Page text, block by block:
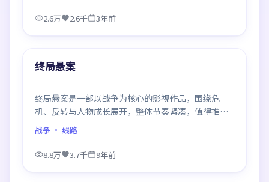
2.6万 2.6千 3年前
最新
终局悬案
终局悬案是一部以战争为核心的影视作品，围绕危
机、反转与人物成长展开，整体节奏紧凑，值得推荐
观看。
战争 · 线路
8.8万 3.7千 9年前